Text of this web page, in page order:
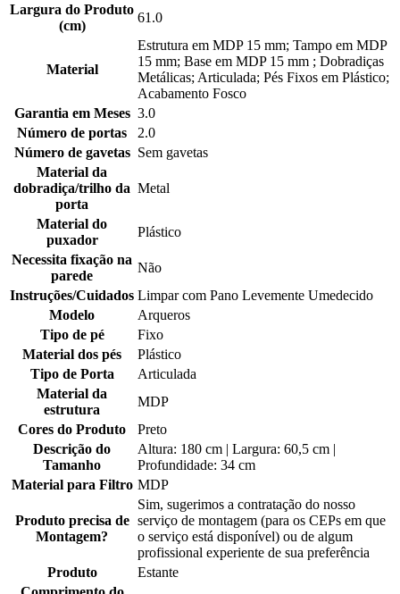
Largura do Produto
(cm)
61.0
Material
Estrutura em MDP 15 mm; Tampo em MDP
15 mm; Base em MDP 15 mm ; Dobradiças
Metálicas; Articulada; Pés Fixos em Plástico;
Acabamento Fosco
Garantia em Meses 3.0
Número de portas
2.0
Número de gavetas Sem gavetas
Material da
dobradiça/trilho da
porta
Metal
Material do
puxador
Plástico
Necessita fixação na
parede
Não
Instruções/Cuidados Limpar com Pano Levemente Umedecido
Modelo
Arqueros
Tipo de pé
Fixo
Material dos pés
Plástico
Tipo de Porta
Articulada
Material da
estrutura
MDP
Cores do Produto
Preto
Descrição do
Tamanho
Altura: 180 cm | Largura: 60,5 cm |
Profundidade: 34 cm
Material para Filtro MDP
Produto precisa de
Montagem?
Sim, sugerimos a contratação do nosso
serviço de montagem (para os CEPs em que
o serviço está disponível) ou de algum
profissional experiente de sua preferência
Produto
Estante